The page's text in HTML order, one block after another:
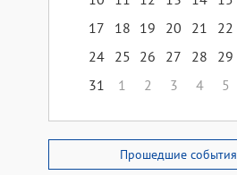
17
18 19 20 21 22
24 25 26 27 28 29
31
1 2 3 4 5
Прошедшие события